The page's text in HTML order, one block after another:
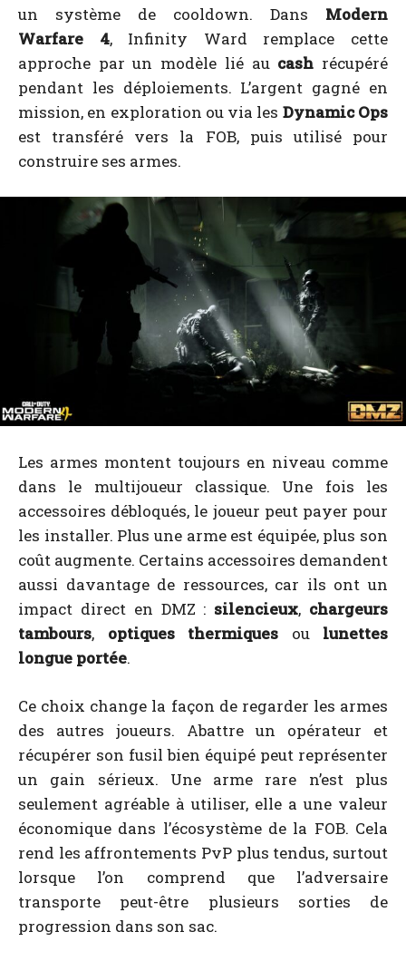
un système de cooldown. Dans Modern
Warfare 4, Infinity Ward remplace cette
approche par un modèle lié au cash récupéré
pendant les déploiements. L’argent gagné en
mission, en exploration ou via les Dynamic Ops
est transféré vers la FOB, puis utilisé pour
construire ses armes.
Les armes montent toujours en niveau comme
dans le multijoueur classique. Une fois les
accessoires débloqués, le joueur peut payer pour
les installer. Plus une arme est équipée, plus son
coût augmente. Certains accessoires demandent
aussi davantage de ressources, car ils ont un
impact direct en DMZ : silencieux, chargeurs
tambours, optiques thermiques ou lunettes
longue portée.
Ce choix change la façon de regarder les armes
des autres joueurs. Abattre un opérateur et
récupérer son fusil bien équipé peut représenter
un gain sérieux. Une arme rare n’est plus
seulement agréable à utiliser, elle a une valeur
économique dans l’écosystème de la FOB. Cela
rend les affrontements PvP plus tendus, surtout
lorsque l’on comprend que l’adversaire
transporte peut-être plusieurs sorties de
progression dans son sac.